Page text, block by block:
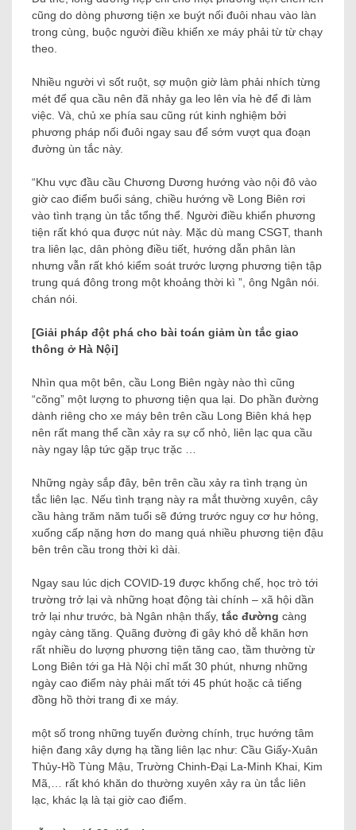
cũng do dòng phương tiện xe buýt nối đuôi nhau vào làn
trong cùng, buộc người điều khiển xe máy phải từ từ chạy
theo.
Nhiều người vì sốt ruột, sợ muộn giờ làm phải nhích từng
mét để qua cầu nên đã nhảy ga leo lên vỉa hè để đi làm
việc. Và, chủ xe phía sau cũng rút kinh nghiệm bởi
phương pháp nối đuôi ngay sau để sớm vượt qua đoạn
đường ùn tắc này.
“Khu vực đầu cầu Chương Dương hướng vào nội đô vào
giờ cao điểm buổi sáng, chiều hướng về Long Biên rơi
vào tình trạng ùn tắc tổng thể. Người điều khiển phương
tiện rất khó qua được nút này. Mặc dù mang CSGT, thanh
tra liên lạc, dân phòng điều tiết, hướng dẫn phân làn
nhưng vẫn rất khó kiểm soát trước lượng phương tiện tập
trung quá đông trong một khoảng thời kì ”, ông Ngân nói.
chán nói.
[Giải pháp đột phá cho bài toán giảm ùn tắc giao
thông ở Hà Nội]
Nhìn qua một bên, cầu Long Biên ngày nào thì cũng
“cõng” một lượng to phương tiện qua lại. Do phần đường
dành riêng cho xe máy bên trên cầu Long Biên khá hẹp
nên rất mang thể cần xảy ra sự cố nhỏ, liên lạc qua cầu
này ngay lập tức gặp trục trặc …
Những ngày sắp đây, bên trên cầu xảy ra tình trạng ùn
tắc liên lạc. Nếu tình trạng này ra mắt thường xuyên, cây
cầu hàng trăm năm tuổi sẽ đứng trước nguy cơ hư hỏng,
xuống cấp nặng hơn do mang quá nhiều phương tiện đậu
bên trên cầu trong thời kì dài.
Ngay sau lúc dịch COVID-19 được khống chế, học trò tới
trường trở lại và những hoạt động tài chính – xã hội dần
trở lại như trước, bà Ngân nhận thấy, tắc đường càng
ngày càng tăng. Quãng đường đi gây khó dễ khăn hơn
rất nhiều do lượng phương tiện tăng cao, tầm thường từ
Long Biên tới ga Hà Nội chỉ mất 30 phút, nhưng những
ngày cao điểm này phải mất tới 45 phút hoặc cả tiếng
đồng hồ thời trang đi xe máy.
một số trong những tuyến đường chính, trục hướng tâm
hiện đang xây dựng hạ tầng liên lạc như: Cầu Giấy-Xuân
Thủy-Hồ Tùng Mậu, Trường Chinh-Đại La-Minh Khai, Kim
Mã,… rất khó khăn do thường xuyên xảy ra ùn tắc liên
lạc, khác lạ là tại giờ cao điểm.